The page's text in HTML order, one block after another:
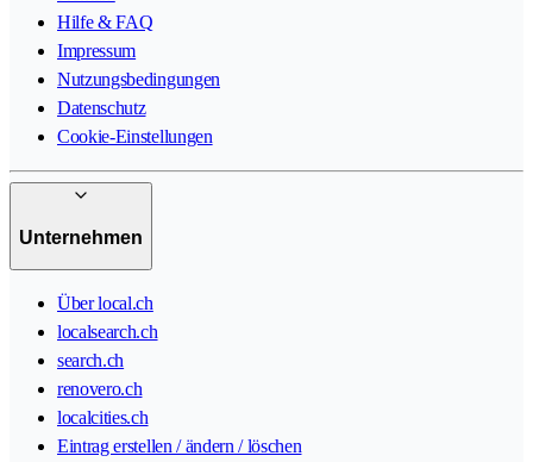
Hilfe & FAQ
Impressum
Nutzungsbedingungen
Datenschutz
Cookie-Einstellungen
Unternehmen
Über local.ch
localsearch.ch
search.ch
renovero.ch
localcities.ch
Eintrag erstellen / ändern / löschen